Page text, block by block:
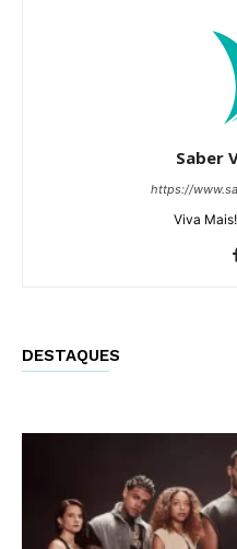
Saber
https://
Viva
DESTAQUES